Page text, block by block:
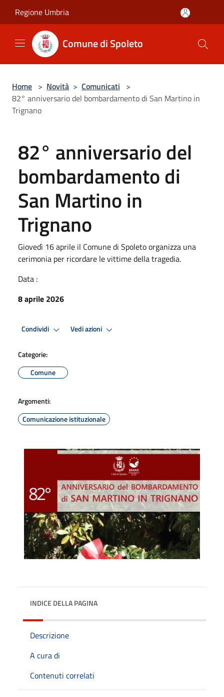
Regione Umbria
Comune di Spoleto
Home > Novità > Comunicati >
82° anniversario del bombardamento di San Martino in
Trignano
82° anniversario del
bombardamento di
San Martino in
Trignano
Giovedì 16 aprile il Comune di Spoleto organizza una
cerimonia per ricordare le vittime della tragedia.
Data :
8 aprile 2026
Condividi Vedi azioni
Categorie:
Comune
Argomenti:
Comunicazione istituzionale
INDICE DELLA PAGINA
Descrizione
A cura di
Contenuti correlati